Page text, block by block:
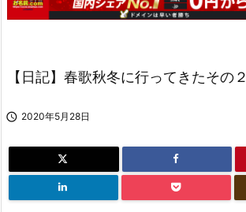
【日記】春歌秋冬に行ってきたその２
 2020年5月28日